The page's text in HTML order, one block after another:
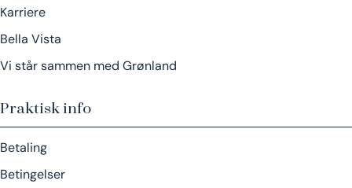
Karriere
Bella Vista
Vi står sammen med Grønland
Praktisk info
Betaling
Betingelser